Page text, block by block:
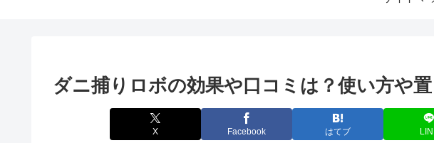
ダニ捕りロボの効果や口コミは？使い方や
X Facebook はてブ